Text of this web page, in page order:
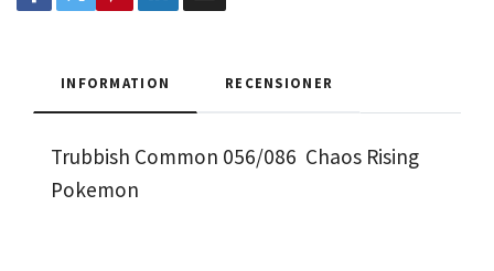
INFORMATION RECENSIONER
Trubbish Common 056/086 Chaos Rising
Pokemon